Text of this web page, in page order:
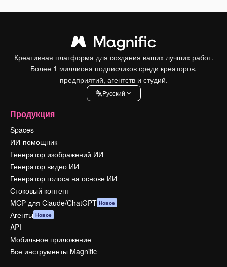
Креативная платформа для создания ваших лучших работ.
Более 1 миллиона подписчиков среди креаторов,
предприятий, агентств и студий.
Pусский
Продукция
Spaces
ИИ-помощник
Генератор изображений ИИ
Генератор видео ИИ
Генератор голоса на основе ИИ
Стоковый контент
MCP для Claude/ChatGPT Новое
Агенты Новое
API
Мобильное приложение
Все инструменты Magnific